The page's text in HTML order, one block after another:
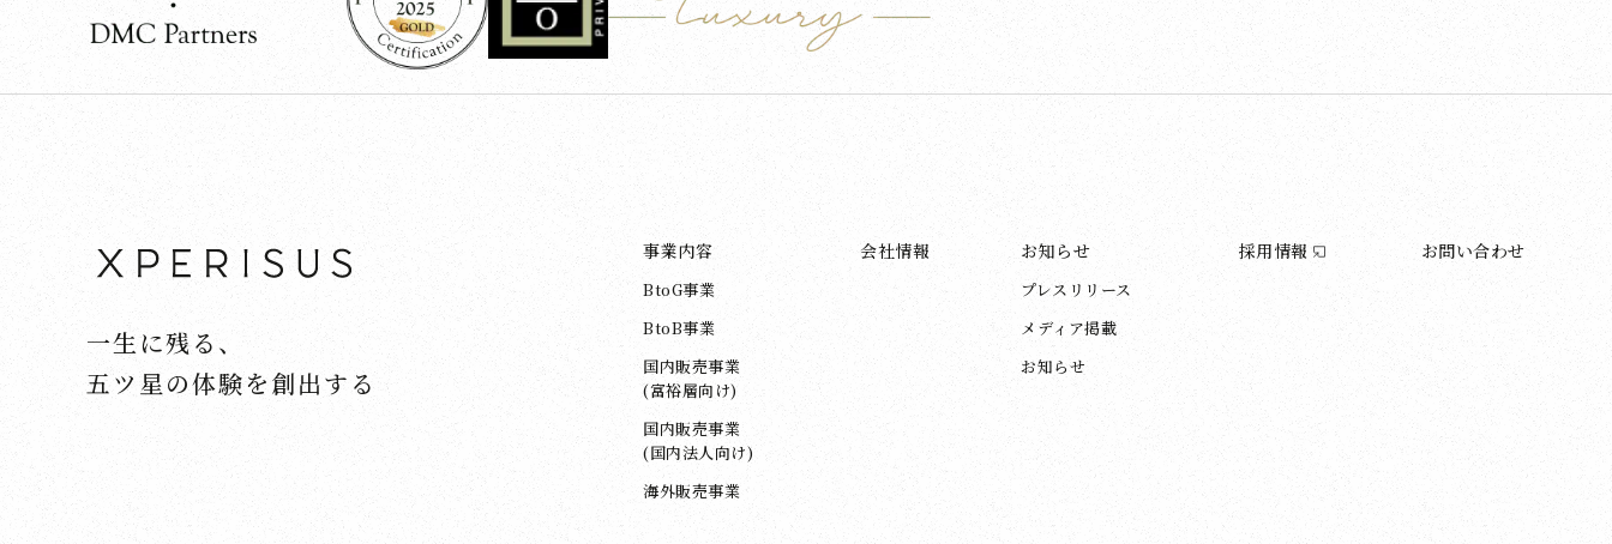
一生に残る、
五ツ星の体験を創出する
事業内容
BtoG事業
BtoB事業
国内販売事業
(富裕層向け)
国内販売事業
(国内法人向け)
海外販売事業
会社情報 お知らせ
プレスリリース
メディア掲載
お知らせ
採用情報 お問い合わせ